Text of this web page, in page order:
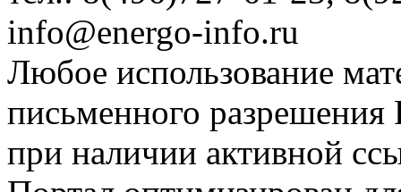
info@energo-info.ru
Любое использование
письменного разрешения
при наличии активной